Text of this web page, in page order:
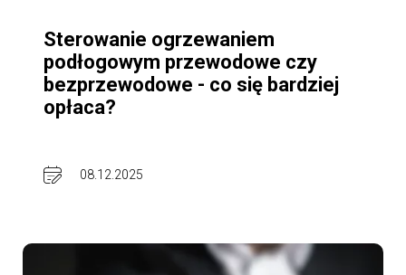
Sterowanie ogrzewaniem
podłogowym przewodowe czy
bezprzewodowe - co się bardziej
opłaca?
08.12.2025